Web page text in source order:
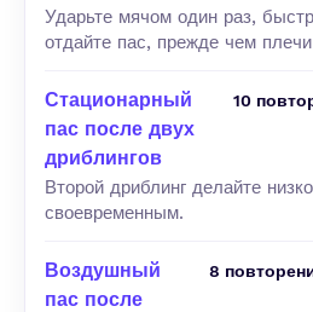
Ударьте мячом один раз,
отдайте пас, прежде чем
Стационарный
пас после двух
дриблингов
10
Второй дриблинг делайте
своевременным.
Воздушный
пас после
8